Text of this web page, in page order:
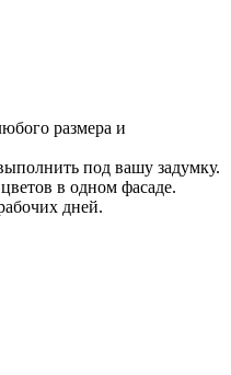
размера и
под вашу задумку.
в одном фасаде.
дней.